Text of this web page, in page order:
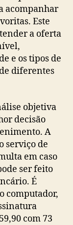
acompanhar
Este
a oferta
e os tipos de
diferentes
objetiva
decisão
A
serviço de
em caso
ser feito
É
computador,
com 73